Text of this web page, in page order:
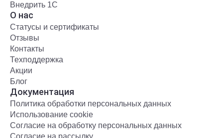
Внедрить 1С
О нас
Статусы и сертификаты
Отзывы
Контакты
Техподдержка
Акции
Блог
Документация
Политика обработки персональных данных
Использование cookie
Согласие на обработку персональных данных
Согласие на рассылку